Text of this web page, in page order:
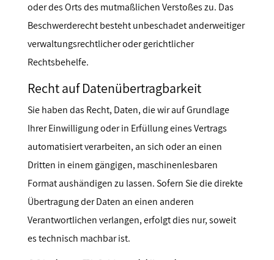
oder des Orts des mutmaßlichen Verstoßes zu. Das
Beschwerderecht besteht unbeschadet anderweitiger
verwaltungsrechtlicher oder gerichtlicher
Rechtsbehelfe.
Recht auf Datenübertragbarkeit
Sie haben das Recht, Daten, die wir auf Grundlage
Ihrer Einwilligung oder in Erfüllung eines Vertrags
automatisiert verarbeiten, an sich oder an einen
Dritten in einem gängigen, maschinenlesbaren
Format aushändigen zu lassen. Sofern Sie die direkte
Übertragung der Daten an einen anderen
Verantwortlichen verlangen, erfolgt dies nur, soweit
es technisch machbar ist.